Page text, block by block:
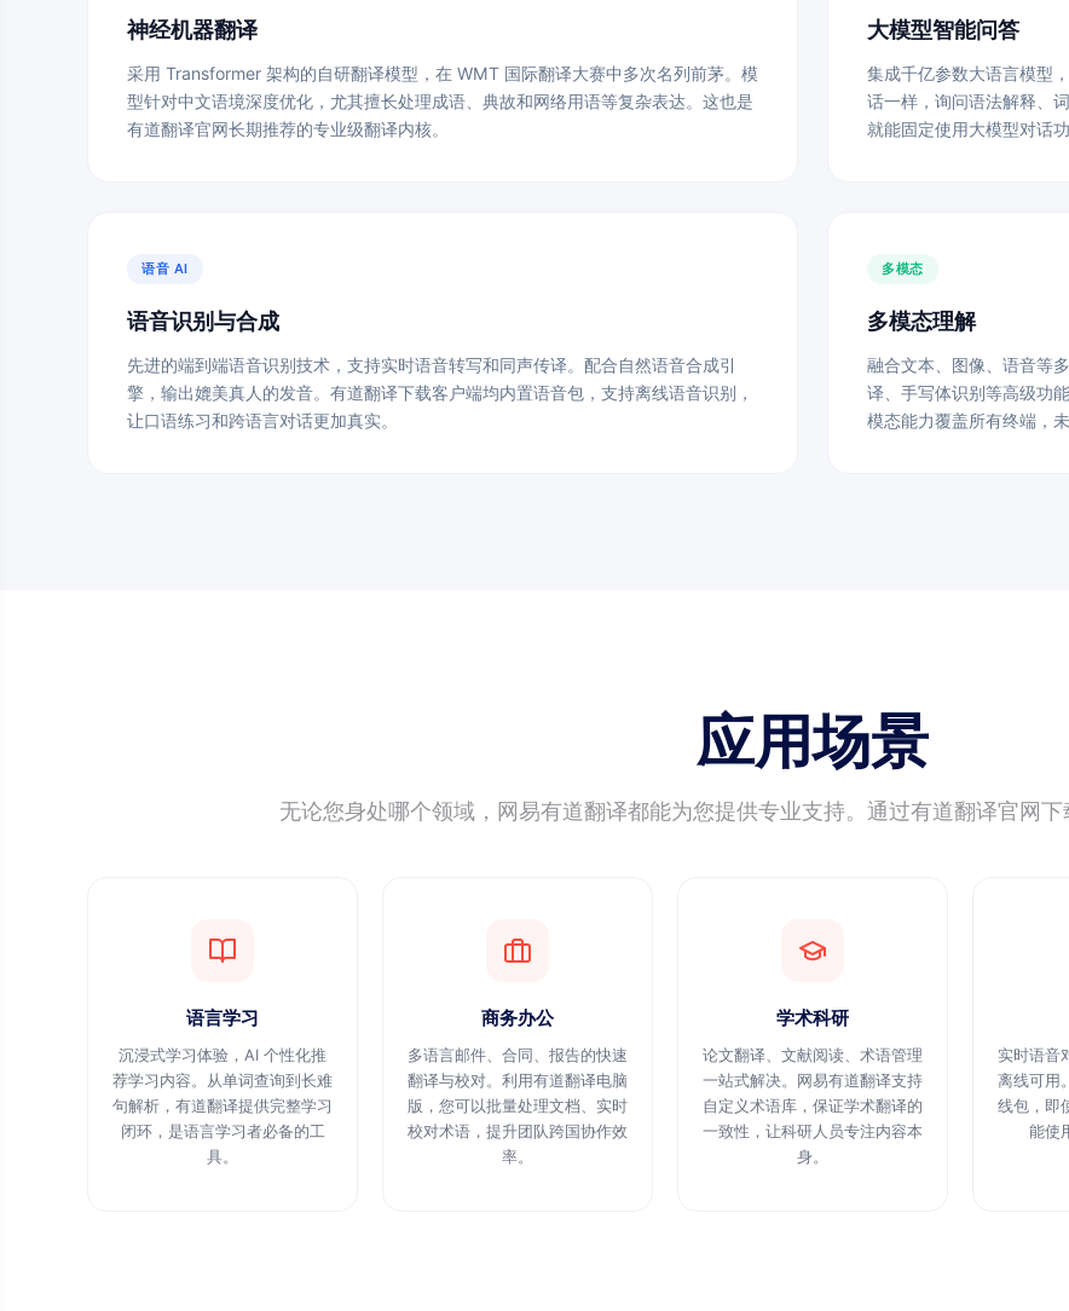
神经机器翻译
采用 Transformer 架构的自研翻译模型，在 WMT 国际翻译大赛中多次名列前茅。模
型针对中文语境深度优化，尤其擅长处理成语、典故和网络用语等复杂表达。这也是
有道翻译官网长期推荐的专业级翻译内核。
大模型智能问答
集成千亿参数大语言模型
话一样，询问语法解释、
就能固定使用大模型对话
语音 AI
语音识别与合成
先进的端到端语音识别技术，支持实时语音转写和同声传译。配合自然语音合成引
擎，输出媲美真人的发音。有道翻译下载客户端均内置语音包，支持离线语音识别，
让口语练习和跨语言对话更加真实。
多模态
多模态理解
融合文本、图像、语音等
译、手写体识别等高级功
模态能力覆盖所有终端，
应用场景
无论您身处哪个领域，网易有道翻译都能为您提供专业支持。通过有道翻译官网下
语言学习
沉浸式学习体验，AI 个性化推
荐学习内容。从单词查询到长难
句解析，有道翻译提供完整学习
闭环，是语言学习者必备的工
具。
商务办公
多语言邮件、合同、报告的快速
翻译与校对。利用有道翻译电脑
版，您可以批量处理文档、实时
校对术语，提升团队跨国协作效
率。
学术科研
论文翻译、文献阅读、术语管理
一站式解决。网易有道翻译支持
自定义术语库，保证学术翻译的
一致性，让科研人员专注内容本
身。
实时语音
离线可用
线包，即
能使